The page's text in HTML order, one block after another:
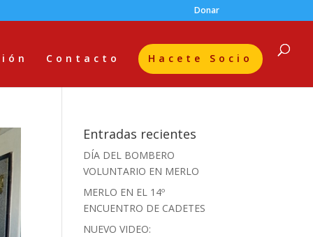
Donar
Contacto Hacete Socio
Entradas recientes
DÍA DEL BOMBERO
VOLUNTARIO EN MERLO
MERLO EN EL 14º
ENCUENTRO DE CADETES
NUEVO VIDEO: